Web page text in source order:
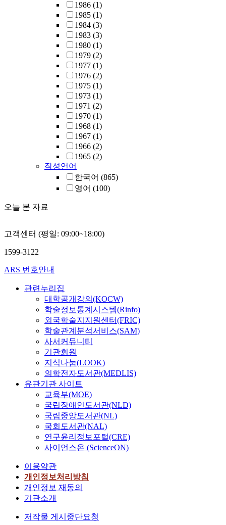
1986 (1)
1985 (1)
1984 (3)
1983 (3)
1980 (1)
1979 (2)
1977 (1)
1976 (2)
1975 (1)
1973 (1)
1971 (2)
1970 (1)
1968 (1)
1967 (1)
1966 (2)
1965 (2)
작성언어
한국어 (865)
영어 (100)
오늘 본 자료
고객센터 (평일: 09:00~18:00)
1599-3122
ARS 번호안내
관련누리집
대학공개강의(KOCW)
학술정보통계시스템(Rinfo)
외국학술지지원센터(FRIC)
학술관계분석서비스(SAM)
사서커뮤니티
기관회원
지식나눔(LOOK)
의학전자도서관(MEDLIS)
유관기관 사이트
교육부(MOE)
국립장애인도서관(NLD)
국립중앙도서관(NL)
국회도서관(NAL)
연구윤리정보포털(CRE)
사이언스온 (ScienceON)
이용약관
개인정보처리방침
개인정보 재동의
기관소개
저작물 게시중단요청